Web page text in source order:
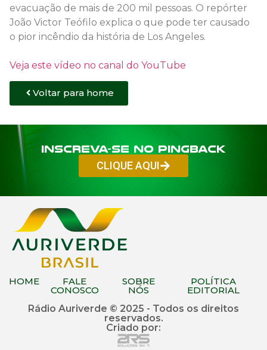
evacuação de mais de 200 mil pessoas. O repórter
João Victor Teófilo explica o que pode ter causado
o pior incêndio da história de Los Angeles.
Veja este vídeo no canal do YouTube
Voltar para home
Inscreva-se no PINGBACK
CLIQUE AQUI
HOME FALE
CONOSCO
SOBRE
NÓS
POLÍTICA
EDITORIAL
Rádio Auriverde © 2025 - Todos os direitos
reservados.
Criado por: